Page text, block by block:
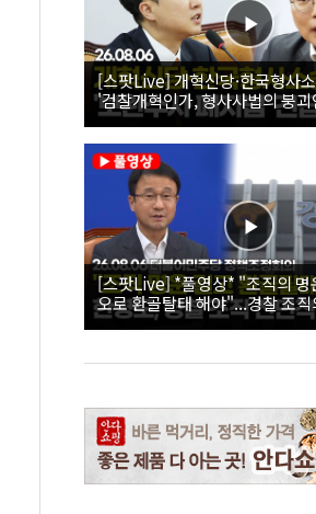
[스팟Live] 개혁신당·한국형사
'검찰개혁인가, 형사사법의 붕
미나｜26.08.06
[스팟Live] *풀영상* "조직의 명
오로 환골탈태 해야"...경찰 조
신 촉구한 한병도 | 26.08.06 더